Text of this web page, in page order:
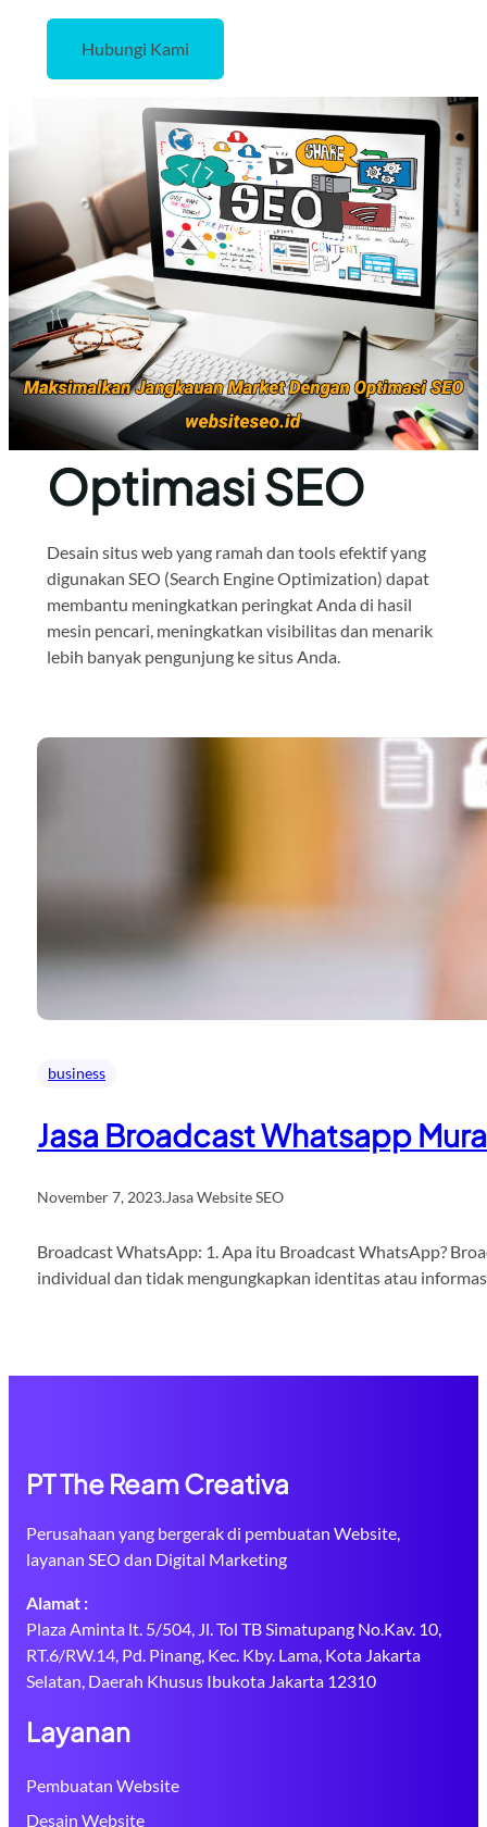
Hubungi Kami
Optimasi SEO
Desain situs web yang ramah dan tools efektif yang
digunakan SEO (Search Engine Optimization) dapat
membantu meningkatkan peringkat Anda di hasil
mesin pencari, meningkatkan visibilitas dan menarik
lebih banyak pengunjung ke situs Anda.
business
Jasa Broadcast Whatsapp
November 7, 2023.Jasa Website SEO
Broadcast WhatsApp: 1. Apa itu Broadcast WhatsApp?
individual dan tidak mengungkapkan identitas atau
PT The Ream Creativa
Perusahaan yang bergerak di pembuatan Website,
layanan SEO dan Digital Marketing
Alamat :
Plaza Aminta lt. 5/504, Jl. Tol TB Simatupang No.Kav. 10,
RT.6/RW.14, Pd. Pinang, Kec. Kby. Lama, Kota Jakarta
Selatan, Daerah Khusus Ibukota Jakarta 12310
Layanan
Pembuatan Website
Desain Website